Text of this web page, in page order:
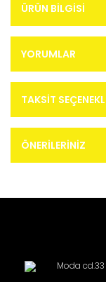
ÜRÜN BILGISI
YORUMLAR
TAKSIT
ÖNERILERINIZ
Moda